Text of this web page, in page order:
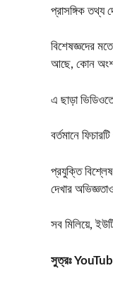
প্রাসঙ্গিক তথ্য
বিশেষজ্ঞদের
আছে, কোন
এ ছাড়া
বর্তমানে
প্রযুক্তি
দেখার
সব মিলিয়ে,
সুত্রঃ